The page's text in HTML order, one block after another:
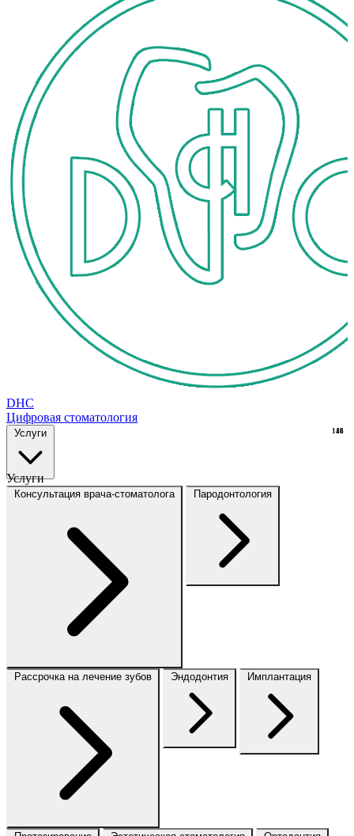
DHC
Цифровая стоматология
Услуги
Услуги
Консультация врача-стоматолога Пародонтология
Рассрочка на лечение зубов Эндодонтия Имплантация
16
148